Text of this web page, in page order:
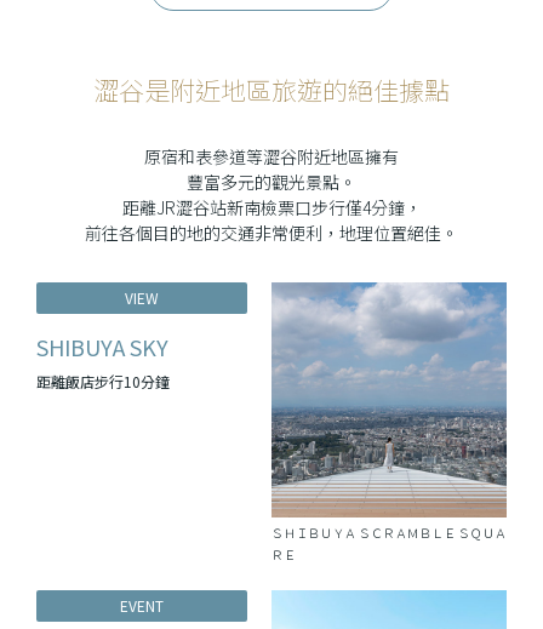
澀谷是附近地區旅遊的絕佳據點
原宿和表參道等澀谷附近地區擁有
豐富多元的觀光景點。
距離JR澀谷站新南檢票口步行僅4分鐘，
前往各個目的地的交通非常便利，地理位置絕佳。
VIEW
SHIBUYA SKY
距離飯店步行10分鐘
ＳＨＩＢＵＹＡ ＳＣＲＡＭＢＬＥ ＳＱＵＡ
ＲＥ
EVENT